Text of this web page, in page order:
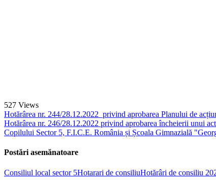
527 Views
Hotărârea nr. 244/28.12.2022 privind aprobarea Planului de
Hotărârea nr. 246/28.12.2022 privind aprobarea încheierii unui
Copilului Sector 5, F.I.C.E. România și Școala Gimnazială
Postări asemănatoare
Consiliul local sector 5Hotarari de consiliuHotărâri de consiliu